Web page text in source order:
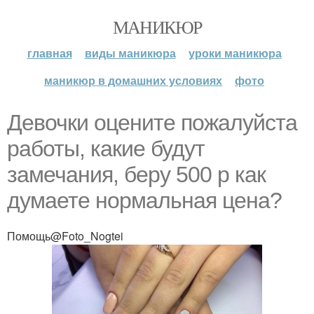
МАНИКЮР
главная виды маникюра
уроки маникюра
маникюр в домашних условиях
фото
Девочки оцените пожалуйста
работы, какие будут
замечания, беру 500 р как
думаете нормальная цена?
Помощь@Foto_Nogtei